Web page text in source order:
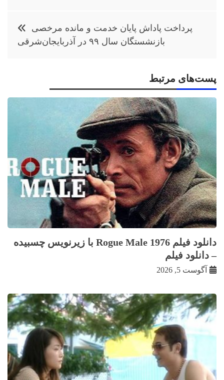
پرداخت پاداش پایان خدمت و مانده مرخصی
بازنشستگان سال ۹۹ در آذربایجان‌شرقی
پست‌های مرتبط
دانلود فیلم Rogue Male 1976 با زيرنويس چسبيده
– دانلود فیلم
آگوست 5, 2026